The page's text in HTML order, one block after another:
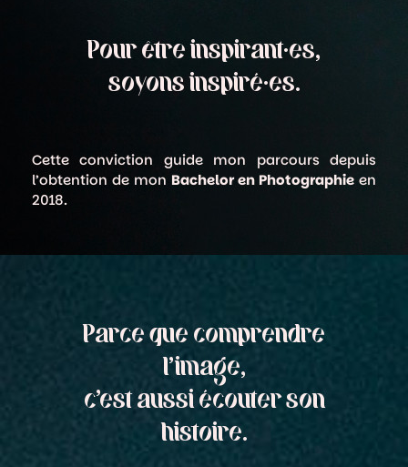
Pour être inspirant·es,
soyons inspiré·es.
Cette conviction guide mon parcours depuis
l’obtention de mon Bachelor en Photographie en
2018.
Parce que comprendre
l'image,
c'est aussi écouter son
histoire.